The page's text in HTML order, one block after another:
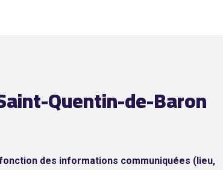
Quentin-de-Baron
des informations communiquées (lieu,